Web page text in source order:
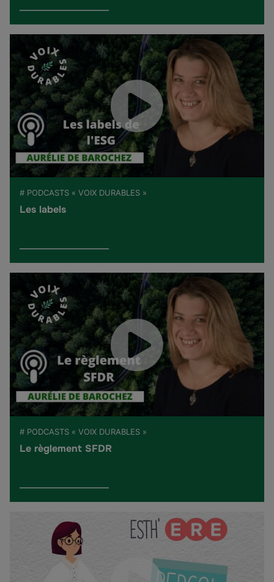
# PODCASTS « VOIX DURABLES »
Les labels
# PODCASTS « VOIX DURABLES »
Le règlement SFDR